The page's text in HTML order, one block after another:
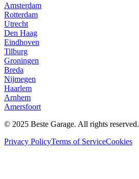
Amsterdam
Rotterdam
Utrecht
Den Haag
Eindhoven
Tilburg
Groningen
Breda
Nijmegen
Haarlem
Arnhem
Amersfoort
© 2025 Beste Garage. All rights reserved.
Privacy PolicyTerms of ServiceCookies